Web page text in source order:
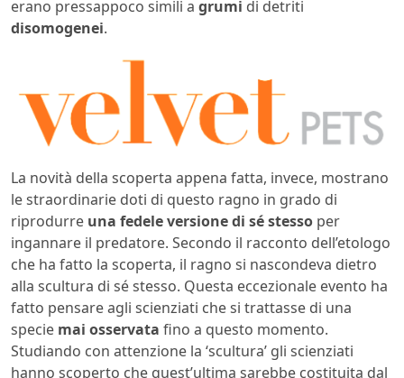
erano pressappoco simili a grumi di detriti
disomogenei.
La novità della scoperta appena fatta, invece, mostrano
le straordinarie doti di questo ragno in grado di
riprodurre una fedele versione di sé stesso per
ingannare il predatore. Secondo il racconto dell’etologo
che ha fatto la scoperta, il ragno si nascondeva dietro
alla scultura di sé stesso. Questa eccezionale evento ha
fatto pensare agli scienziati che si trattasse di una
specie mai osservata fino a questo momento.
Studiando con attenzione la ‘scultura’ gli scienziati
hanno scoperto che quest’ultima sarebbe costituita dal